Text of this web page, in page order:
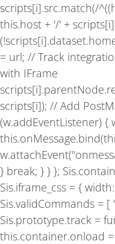
scripts[i].src.match(/
this.host + '/' +
= url; // Track
with IFrame
scripts[i]); // Add
(w.addEventListener) {
} break; } } };
Sis.iframe_css = {
Sis.validCommands = [
Sis.prototype.track =
this.container.onload